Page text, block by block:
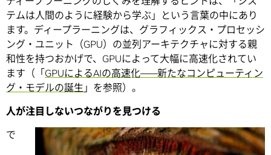
テムは人間のように経験から学ぶ」という言葉の中にあり
ます。ディープラーニングは、グラフィックス・プロセッシ
ング・ユニット（GPU）の並列アーキテクチャに対する親
和性を持つおかげで、GPUによって大幅に高速化されてい
ます（「GPUによるAIの高速化――新たなコンピューティン
グ・モデルの誕生 」を参照）。
人が注目しないつながりを見つける
で